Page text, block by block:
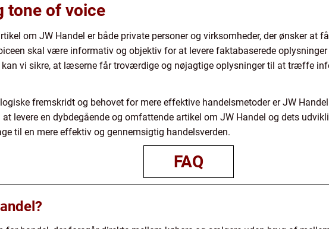
tone of voice
om JW Handel er både private personer og virksomheder, der ønsker at
skal være informativ og objektiv for at levere faktabaserede
kan vi sikre, at læserne får troværdige og nøjagtige oplysninger til at træffe
fremskridt og behovet for mere effektive handelsmetoder er JW
levere en dybdegående og omfattende artikel om JW Handel og dets
til en mere effektiv og gennemsigtig handelsverden.
FAQ